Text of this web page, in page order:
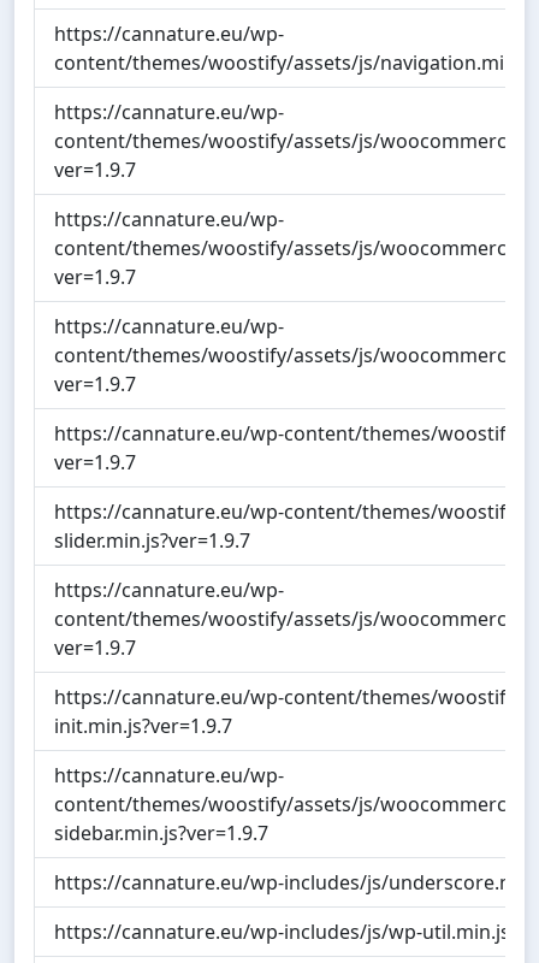
https://cannature.eu/wp-
content/themes/woostify/assets/js/
https://cannature.eu/wp-
content/themes/woostify/assets/js/woocommerce/
ver=1.9.7
https://cannature.eu/wp-
content/themes/woostify/assets/js/woocommerce/
ver=1.9.7
https://cannature.eu/wp-
content/themes/woostify/assets/js/woocommerce/
ver=1.9.7
https://cannature.eu/wp-content/themes/woostify/
ver=1.9.7
https://cannature.eu/wp-content/themes/woostify/
slider.min.js?ver=1.9.7
https://cannature.eu/wp-
content/themes/woostify/assets/js/woocommerce/
ver=1.9.7
https://cannature.eu/wp-content/themes/woostify/
init.min.js?ver=1.9.7
https://cannature.eu/wp-
content/themes/woostify/assets/js/woocommerce/
sidebar.min.js?ver=1.9.7
https://cannature.eu/wp-includes/js/
https://cannature.eu/wp-includes/js/wp-